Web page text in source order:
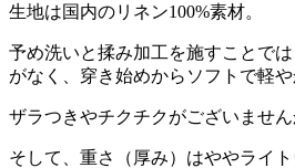
生地は国内のリネン100%素材。
予め洗いと揉み加工を施すことで
がなく、穿き始めからソフトで軽や
ザラつきやチクチクがございません
そして、重さ（厚み）はややライ